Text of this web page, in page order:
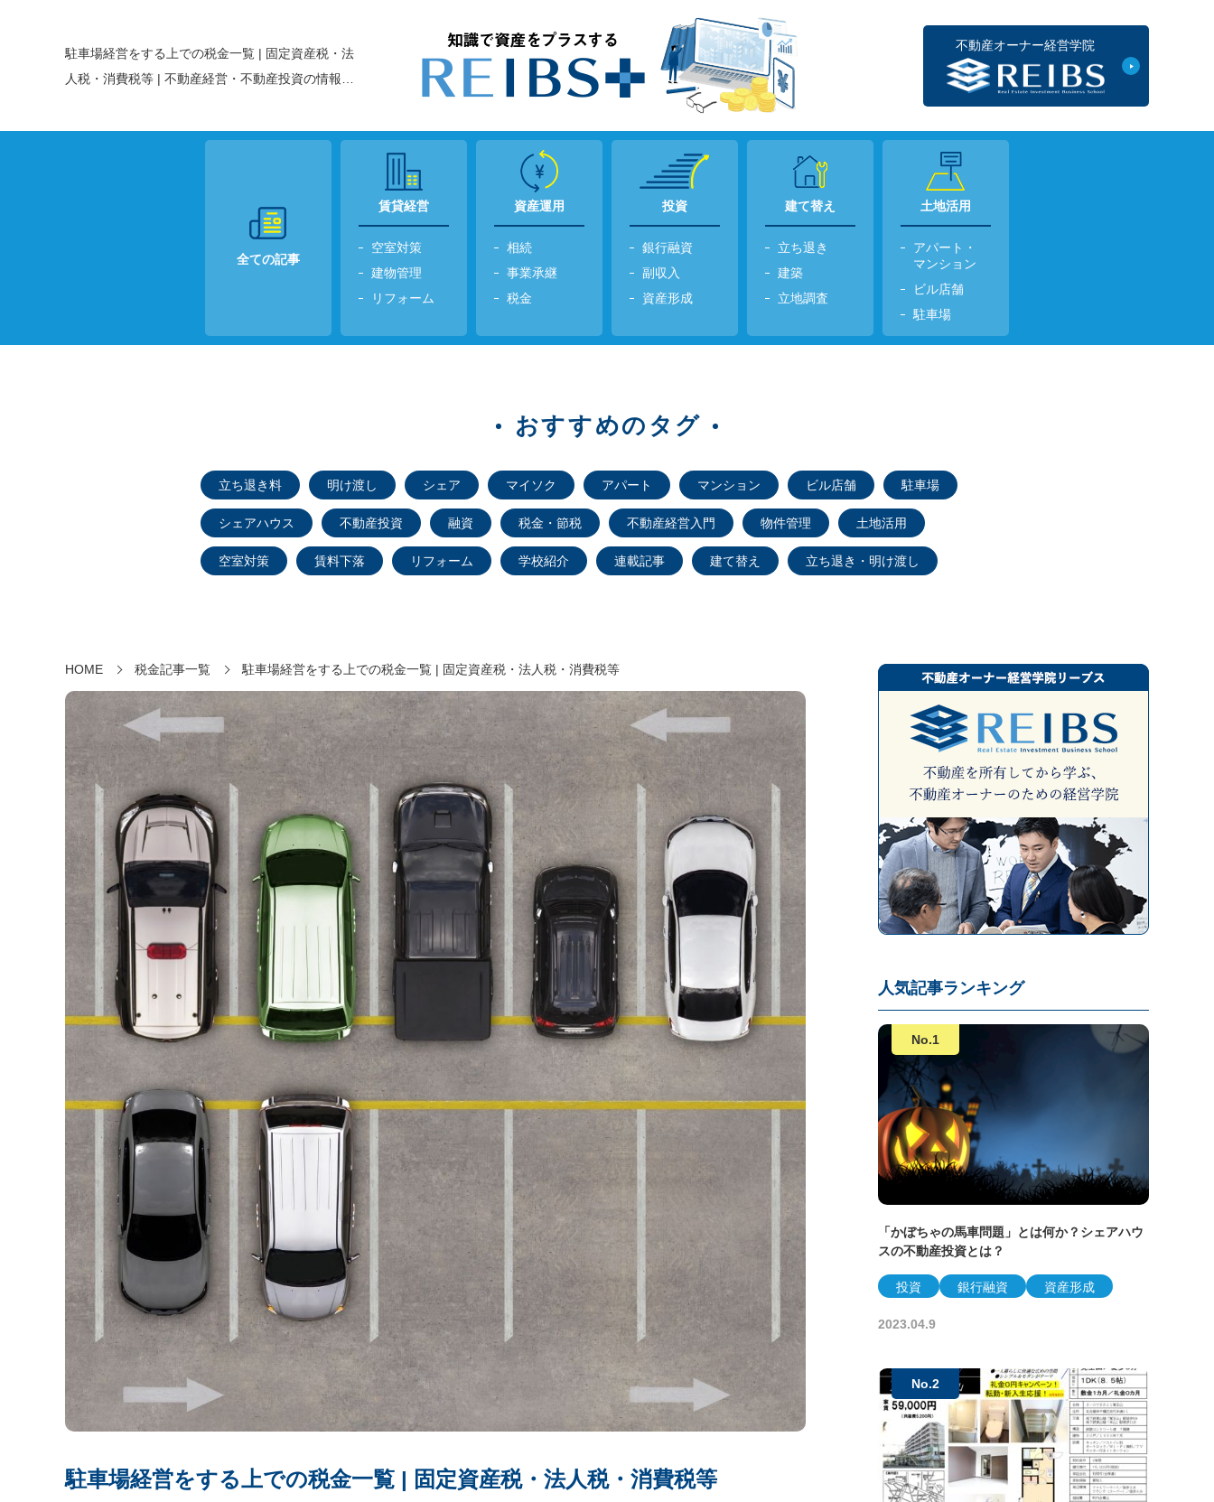
駐車場経営をする上での税金一覧 | 固定資産税・法
人税・消費税等 | 不動産経営・不動産投資の情報メ
不動産オーナー経営学院
全ての記事
賃貸経営
空室対策
建物管理
リフォーム
資産運用
相続
事業承継
税金
投資
銀行融資
副収入
資産形成
建て替え
立ち退き
建築
立地調査
土地活用
アパート・
マンション
ビル店舗
駐車場
おすすめのタグ
立ち退き料 明け渡し シェア マイソク アパート マンション ビル店舗 駐車場
シェアハウス 不動産投資 融資 税金・節税 不動産経営入門 物件管理 土地活用
空室対策 賃料下落 リフォーム 学校紹介 連載記事 建て替え 立ち退き・明け渡し
HOME 税金記事一覧 駐車場経営をする上での税金一覧 | 固定資産税・法人税・消費税等
駐車場経営をする上での税金一覧 | 固定資産税・法人税・消費税等
人気記事ランキング
「かぼちゃの馬車問題」とは何か？シェアハウ
スの不動産投資とは？
投資 銀行融資 資産形成
2023.04.9